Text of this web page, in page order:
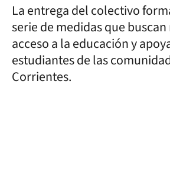
La entrega del colectivo
serie de medidas que
acceso a la educación y
estudiantes de las
Corrientes.